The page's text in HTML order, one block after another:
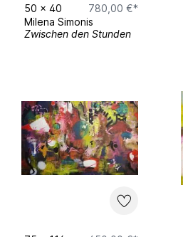
50 x 40
780,00 €*
Milena Simonis
Zwischen den Stunden